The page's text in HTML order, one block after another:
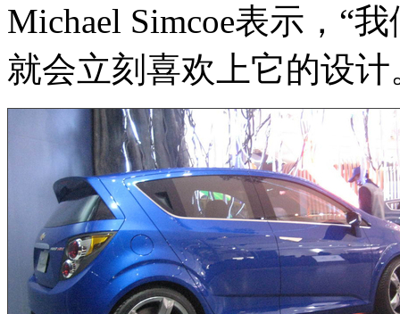
Michael Simcoe表示，“
就会立刻喜欢上它的设计